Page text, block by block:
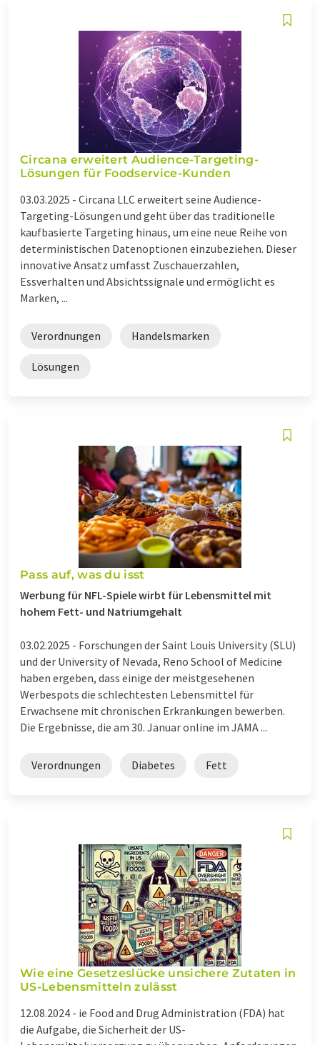
Circana erweitert Audience-Targeting-
Lösungen für Foodservice-Kunden
03.03.2025 - Circana LLC erweitert seine Audience-
Targeting-Lösungen und geht über das traditionelle
kaufbasierte Targeting hinaus, um eine neue Reihe von
deterministischen Datenoptionen einzubeziehen. Dieser
innovative Ansatz umfasst Zuschauerzahlen,
Essverhalten und Absichtssignale und ermöglicht es
Marken, ...
Verordnungen Handelsmarken
Lösungen
Pass auf, was du isst
Werbung für NFL-Spiele wirbt für Lebensmittel mit
hohem Fett- und Natriumgehalt
03.02.2025 - Forschungen der Saint Louis University (SLU)
und der University of Nevada, Reno School of Medicine
haben ergeben, dass einige der meistgesehenen
Werbespots die schlechtesten Lebensmittel für
Erwachsene mit chronischen Erkrankungen bewerben.
Die Ergebnisse, die am 30. Januar online im JAMA ...
Verordnungen Diabetes Fett
Wie eine Gesetzeslücke unsichere Zutaten in
US-Lebensmitteln zulässt
12.08.2024 - ie Food and Drug Administration (FDA) hat
die Aufgabe, die Sicherheit der US-